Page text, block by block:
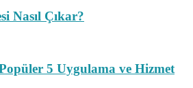
Nasıl Çıkar?
5 Uygulama ve Hizmet